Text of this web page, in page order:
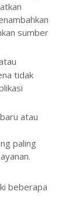
sumber
tidak
atau
paling
beberapa